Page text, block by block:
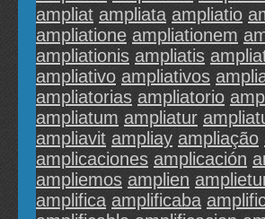
ampliat ampliata ampliatio
ampliatione ampliationem
ampliationis ampliatis
ampliativo ampliativos
ampliatorias ampliatorio
ampliatum ampliatur
ampliavit ampliay ampliação
amplicaciones amplicación
ampliemos amplien
amplifica amplificaba